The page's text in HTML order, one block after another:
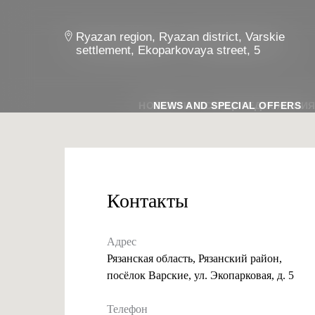
Рязанская область, Рязанский район,
посёлок Варские, ул. Экопарковая, д. 5
НОВОСТИ И СПЕЦПРЕДЛОЖЕНИЯ
Ryazan region, Ryazan district, Varskie
settlement, Ekoparkovaya street, 5
NEWS AND SPECIAL OFFERS
Контакты
Адрес
Рязанская область, Рязанский район,
посёлок Варские, ул. Экопарковая, д. 5
Телефон